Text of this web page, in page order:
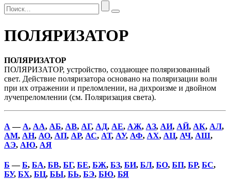
ПОЛЯРИЗАТОР
ПОЛЯРИЗАТОР
ПОЛЯРИЗАТОР, устройство, создающее поляризованный
свет. Действие поляризатора основано на поляризации волн
при их отражении и преломлении, на дихроизме и двойном
лучепреломлении (см. Поляризация света).
А — А, АА, АБ, АВ, АГ, АД, АЕ, АЖ, АЗ, АИ, АЙ, АК, АЛ,
АМ, АН, АО, АП, АР, АС, АТ, АУ, АФ, АХ, АЦ, АЧ, АШ,
АЭ, АЮ, АЯ
Б —Б, БА, БВ, БГ, БЕ, БЖ, БЗ, БИ, БЛ, БО, БП, БР, БС,
БУ, БХ, БЦ, БЫ, БЬ, БЭ, БЮ, БЯ